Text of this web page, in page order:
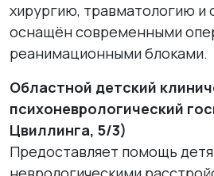
хирургию, травматологию
оснащён современными
реанимационными блоками.
Областной детский
психоневрологический
Цвиллинга, 5/3)
Предоставляет помощь